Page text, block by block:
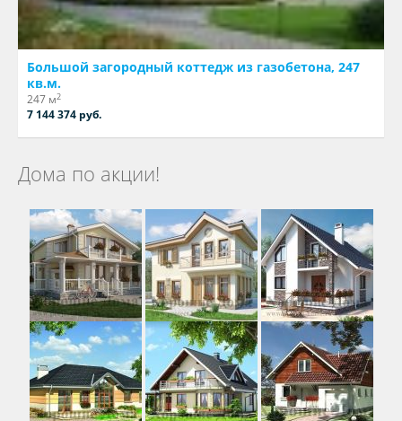
Большой загородный коттедж из газобетона, 247
кв.м.
247 м2
7 144 374 руб.
Дома по акции!